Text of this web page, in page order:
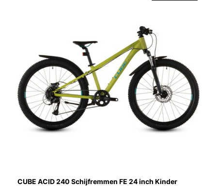
CUBE ACID 240 Schijfremmen FE 24 inch Kinder